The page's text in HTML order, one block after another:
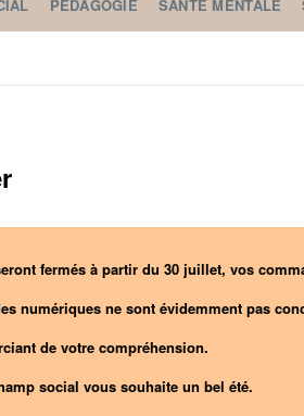
PÉDAGOGIE SANTÉ MENTALE
fermés à partir du 30 juillet, vos
numériques ne sont évidemment pas
de votre compréhension.
social vous souhaite un bel été.